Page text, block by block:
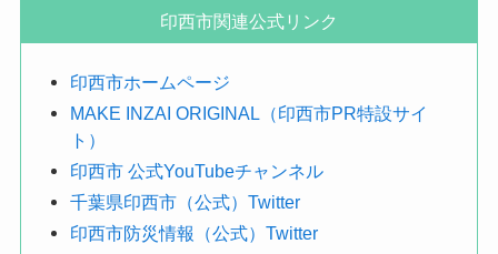
す
印西市関連公式リンク
印西市ホームページ
MAKE INZAI ORIGINAL（印西市PR特設サイ
ト）
印西市 公式YouTubeチャンネル
千葉県印西市（公式）Twitter
印西市防災情報（公式）Twitter